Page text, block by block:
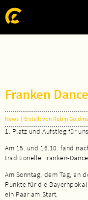
Zum Hauptinhalt springen
Skip to page footer
Franken
News | Erstellt von Robin
1. Platz und Aufstieg für
Am 15. und 16.10. fand
traditionelle Franken-
Am Sonntag, dem Tag, an
Punkte für die
ein Paar am Start.